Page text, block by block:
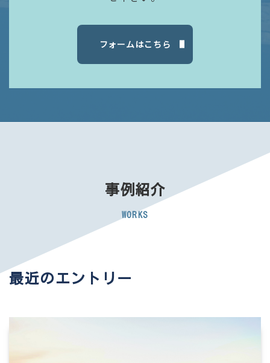
フォームはこちら
事例紹介
WORKS
最近のエントリー